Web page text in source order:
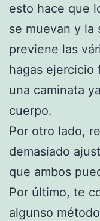
esto hace que
se muevan y la
previene las
hagas ejercicio
una caminata
cuerpo.
Por otro lado,
demasiado
que ambos
Por último, te
algunso